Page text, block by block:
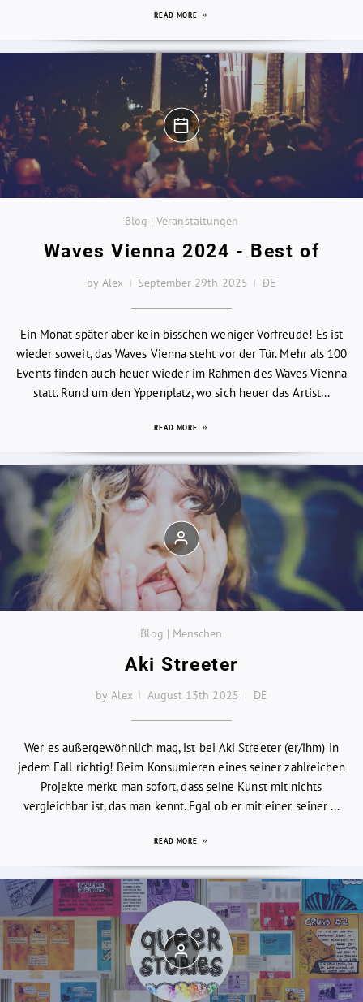
READ MORE
Blog | Veranstaltungen
Waves Vienna 2024 - Best of
by Alex September 29th 2025 DE
Ein Monat später aber kein bisschen weniger Vorfreude! Es ist
wieder soweit, das Waves Vienna steht vor der Tür. Mehr als 100
Events finden auch heuer wieder im Rahmen des Waves Vienna
statt. Rund um den Yppenplatz, wo sich heuer das Artist...
READ MORE
Blog | Menschen
Aki Streeter
by Alex August 13th 2025 DE
Wer es außergewöhnlich mag, ist bei Aki Streeter (er/ihm) in
jedem Fall richtig! Beim Konsumieren eines seiner zahlreichen
Projekte merkt man sofort, dass seine Kunst mit nichts
vergleichbar ist, das man kennt. Egal ob er mit einer seiner ...
READ MORE